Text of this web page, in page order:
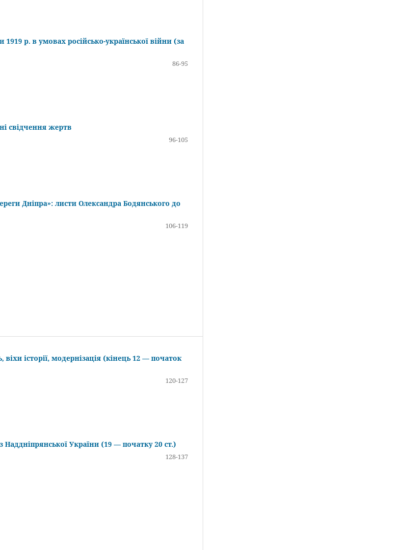
р. в умовах російсько-української війни (за
86-95
свідчення жертв
96-105
Дніпра»: листи Олександра Бодянського до
106-119
історії, модернізація (кінець 12 — початок
120-127
України (19 — початку 20 ст.)
128-137